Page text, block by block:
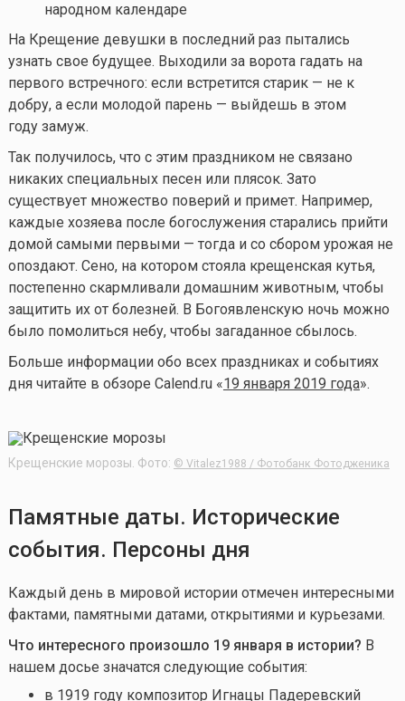
народном календаре
На Крещение девушки в последний раз пытались
узнать свое будущее. Выходили за ворота гадать на
первого встречного: если встретится старик — не к
добру, а если молодой парень — выйдешь в этом
году замуж.
Так получилось, что с этим праздником не связано
никаких специальных песен или плясок. Зато
существует множество поверий и примет. Например,
каждые хозяева после богослужения старались прийти
домой самыми первыми — тогда и со сбором урожая не
опоздают. Сено, на котором стояла крещенская кутья,
постепенно скармливали домашним животным, чтобы
защитить их от болезней. В Богоявленскую ночь можно
было помолиться небу, чтобы загаданное сбылось.
Больше информации обо всех праздниках и событиях
дня читайте в обзоре Calend.ru «19 января 2019 года».
Крещенские морозы. Фото: © Vitalez1988 / Фотобанк Фотодженика
Памятные даты. Исторические
события. Персоны дня
Каждый день в мировой истории отмечен интересными
фактами, памятными датами, открытиями и курьезами.
Что интересного произошло 19 января в истории? В
нашем досье значатся следующие события:
в 1919 году композитор Игнацы Падеревский